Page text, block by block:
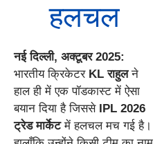
हलचल
नई दिल्ली, अक्टूबर 2025:
भारतीय क्रिकेटर KL राहुलने
हाल ही में एक पॉडकास्ट में ऐसा
बयान दिया है जिससे
IPL 2026
ट्रेड मार्केटमें हलचल मच गई है।